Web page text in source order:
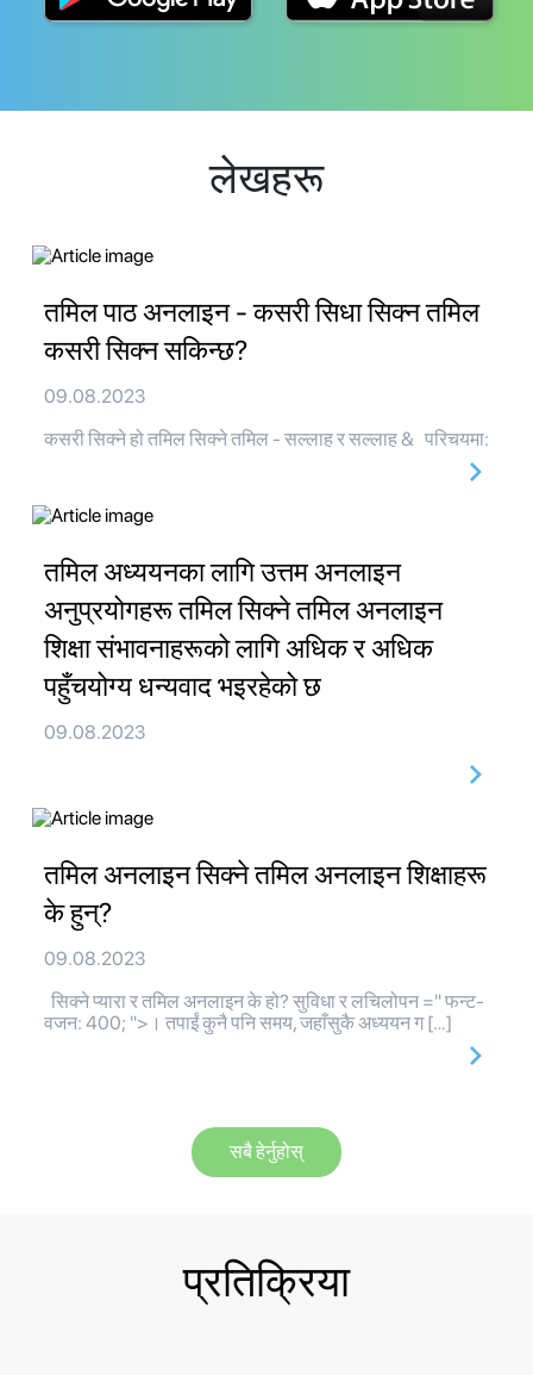
लेखहरू
तमिल पाठ अनलाइन - कसरी सिधा सिक्न तमिल
कसरी सिक्न सकिन्छ?
09.08.2023
कसरी सिक्ने हो तमिल सिक्ने तमिल - सल्लाह र सल्लाह & परिचयमा:
तमिल अध्ययनका लागि उत्तम अनलाइन
अनुप्रयोगहरू तमिल सिक्ने तमिल अनलाइन
शिक्षा संभावनाहरूको लागि अधिक र अधिक
पहुँचयोग्य धन्यवाद भइरहेको छ
09.08.2023
तमिल अनलाइन सिक्ने तमिल अनलाइन शिक्षाहरू
के हुन्?
09.08.2023
सिक्ने प्यारा र तमिल अनलाइन के हो? सुविधा र लचिलोपन =" फन्ट-
वजन: 400; ">। तपाईं कुनै पनि समय, जहाँसुकै अध्ययन ग […]
सबै हेर्नुहोस्
प्रतिक्रिया